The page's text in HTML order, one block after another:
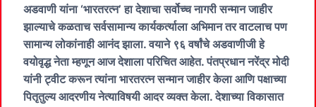
अडवाणी यांना ‘भारतरत्न’ हा देशाचा सर्वोच्च नागरी सन्मान जाहीर
झाल्याचे कळताच सर्वसामान्य कार्यकर्त्याला अभिमान तर वाटलाच पण
सामान्य लोकांनाही आनंद झाला. वयाने ९६ वर्षांचे अडवाणीजी हे
वयोवृद्ध नेता म्हणून आज देशाला परिचित आहेत. पंतप्रधान नरेंद्र मोदी
यांनी ट्वीट करून त्यांना भारतरत्न सन्मान जाहीर केला आणि पक्षाच्या
पितृतुल्य आदरणीय नेत्याविषयी आदर व्यक्त केला. देशाच्या विकासात